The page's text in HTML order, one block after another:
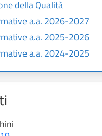
della Qualità
a.a. 2026-2027
a.a. 2025-2026
a.a. 2024-2025